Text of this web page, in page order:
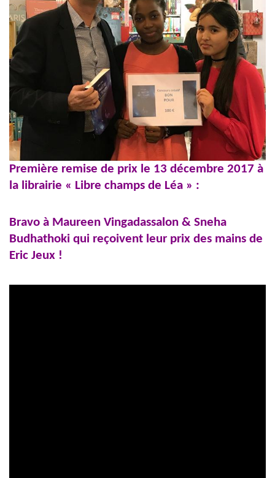
Première remise de prix le 13 décembre 2017 à
la librairie « Libre champs de Léa » :
Bravo à Maureen Vingadassalon & Sneha
Budhathoki qui reçoivent leur prix des mains de
Eric Jeux !